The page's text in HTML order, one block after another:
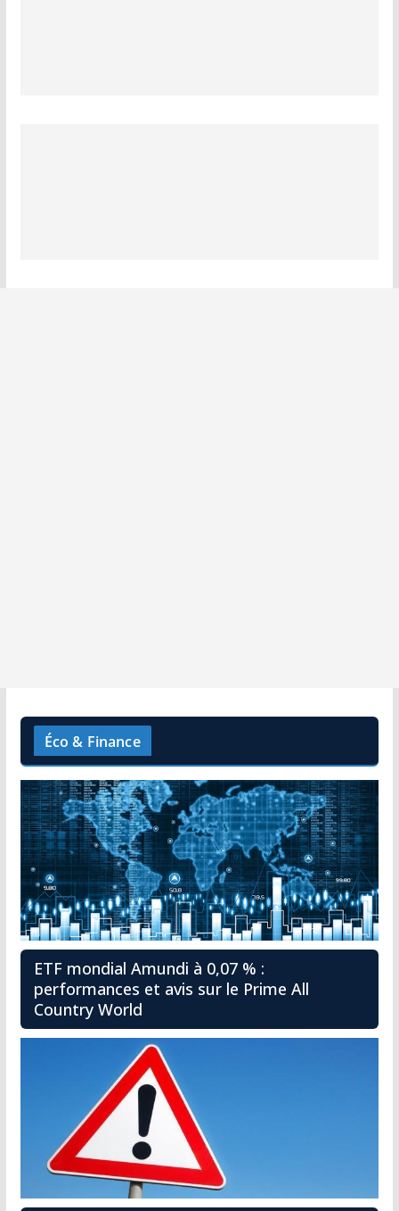
Éco & Finance
ETF mondial Amundi à 0,07 % :
performances et avis sur le Prime All
Country World